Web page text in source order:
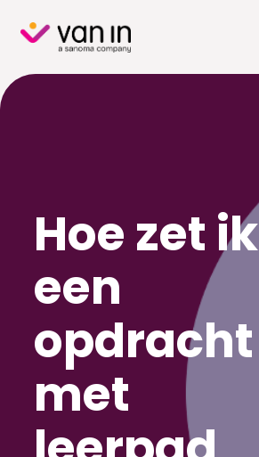
content
Hoe zet ik
een
opdracht
met